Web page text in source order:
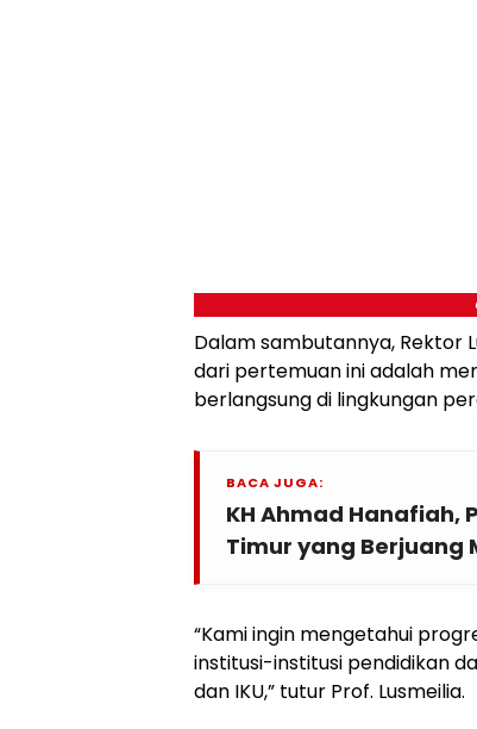
Dalam sambutannya, Rektor
dari pertemuan ini adalah
berlangsung di lingkungan
BACA JUGA:
KH Ahmad Hanafiah,
Timur yang Berjuang
“Kami ingin mengetahui
institusi-institusi pendidikan
dan IKU,” tutur Prof. Lusmeilia.